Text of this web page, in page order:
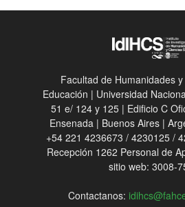
Facultad de Humanidades
Educación | Universidad
51 e/ 124 y 125 | Edificio C
Ensenada | Buenos Aires |
+54 221 4236673 / 4230125 /
Recepción 1262 Personal de
sitio web: 3008-
Contactanos: